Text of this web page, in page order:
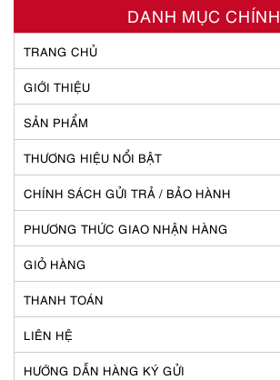
DANH MỤC CHÍNH
TRANG CHỦ
GIỚI THIỆU
SẢN PHẨM
THƯƠNG HIỆU NỔI BẬT
CHÍNH SÁCH GỬI TRẢ / BẢO HÀNH
PHƯƠNG THỨC GIAO NHẬN HÀNG
GIỎ HÀNG
THANH TOÁN
LIÊN HỆ
HƯỚNG DẪN HÀNG KÝ GỬI